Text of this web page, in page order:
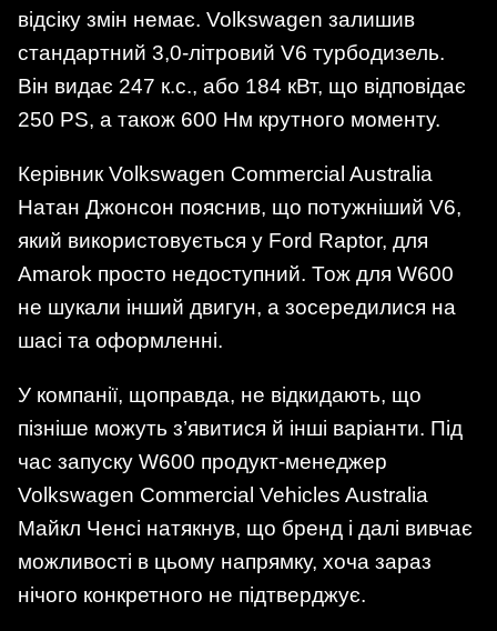
відсіку змін немає. Volkswagen залишив
стандартний 3,0-літровий V6 турбодизель.
Він видає 247 к.с., або 184 кВт, що відповідає
250 PS, а також 600 Нм крутного моменту.
Керівник Volkswagen Commercial Australia
Натан Джонсон пояснив, що потужніший V6,
який використовується у Ford Raptor, для
Amarok просто недоступний. Тож для W600
не шукали інший двигун, а зосередилися на
шасі та оформленні.
У компанії, щоправда, не відкидають, що
пізніше можуть з’явитися й інші варіанти. Під
час запуску W600 продукт-менеджер
Volkswagen Commercial Vehicles Australia
Майкл Ченсі натякнув, що бренд і далі вивчає
можливості в цьому напрямку, хоча зараз
нічого конкретного не підтверджує.